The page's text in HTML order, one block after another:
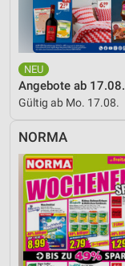
Angebote ab 17.08.
Gültig ab Mo. 17.08.
NORMA